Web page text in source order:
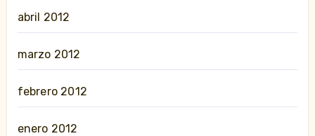
abril 2012
marzo 2012
febrero 2012
enero 2012